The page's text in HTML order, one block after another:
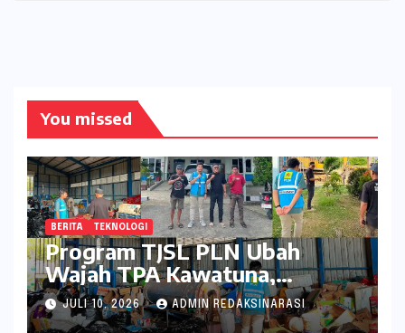
You missed
BERITA TEKNOLOGI
Program TJSL PLN Ubah
Wajah TPA Kawatuna,
Sampah Kini Bernilai Ekonomi
dan Lingkungan
JULI 10, 2026 ADMIN REDAKSINARASI